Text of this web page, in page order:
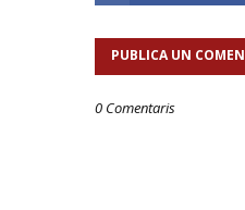
PUBLICA UN
0 Comentaris